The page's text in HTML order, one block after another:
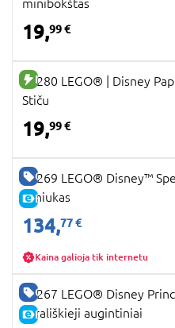
minibokštas
19,99 €
NAUJA PREKĖ
43280 LEGO® ǀ Disney
Stiču
19,99 €
GERA KAINA
E-KAINA
43269 LEGO® Disney™
šuniukas
134,77 €
Kaina galioja tik internetu
GERA KAINA
E-KAINA
43267 LEGO® Disney
karališkieji augintiniai